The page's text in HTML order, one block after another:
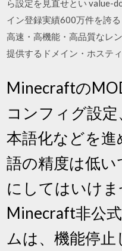
ら設定を見直せとい value-
イン登録実績600万件を誇
高速・高機能・高品質なレ
提供するドメイン・ホステ
Minecraftの
コンフィグ設
本語化などを
語の精度は低
にしてはいけ
Minecraft非公
ムは、機能停